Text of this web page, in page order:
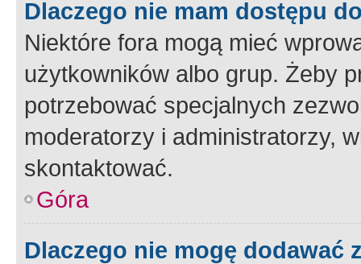
Dlaczego nie mam dostępu
Niektóre fora mogą mieć
użytkowników albo grup. Żeby
potrzebować specjalnych
moderatorzy i administratorzy,
skontaktować.
Góra
Dlaczego nie mogę dodawać